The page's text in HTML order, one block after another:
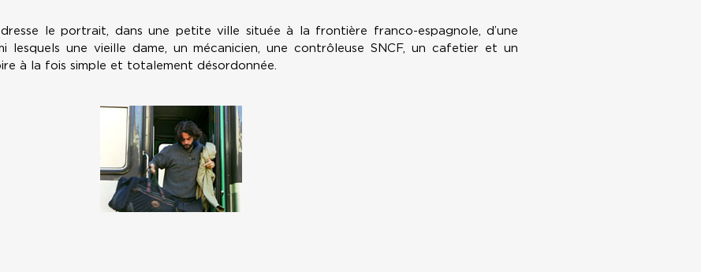
le portrait, dans une petite ville située à la frontière franco-espagnole, d’une
lesquels une vieille dame, un mécanicien, une contrôleuse SNCF, un cafetier et un
à la fois simple et totalement désordonnée.